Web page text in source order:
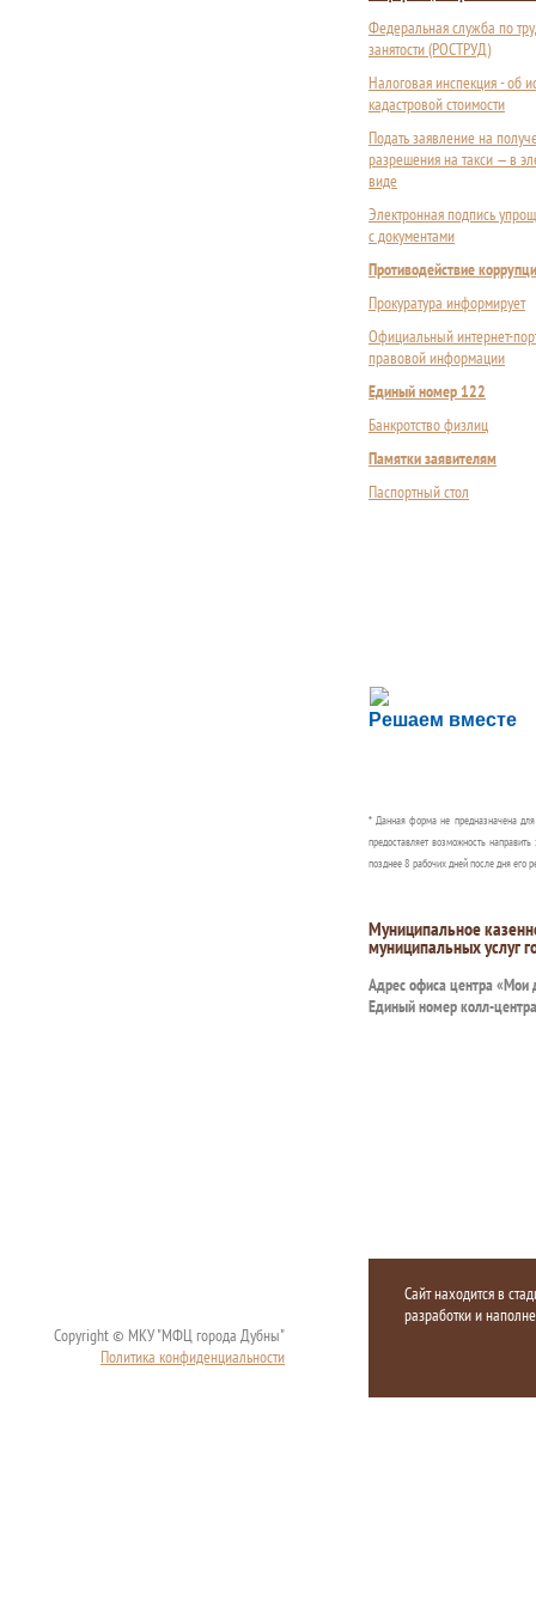
Федеральная служба по
занятости (РОСТРУД)
Налоговая инспекция - об
кадастровой стоимости
Подать заявление на
разрешения на такси — в
виде
Электронная подпись
с документами
Противодействие
Прокуратура информирует
Официальный интернет-
правовой информации
Единый номер 122
Банкротство физлиц
Памятки заявителям
Паспортный стол
Решаем вместе
Сложности с
Сообщите об этом
* Данная форма не предназначена
предоставляет возможность
позднее 8 рабочих дней после дня его
Муниципальное
муниципальных услуг
Адрес офиса центра «Мои
Единый номер колл-
Copyright © МКУ "МФЦ города Дубны"
Политика конфиденциальности
Сайт находится в
разработки и